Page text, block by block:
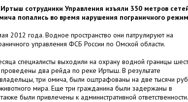
сотрудники Управления изъяли 350 метров
попались во время нарушения пограничного
2012 года. Водное пространство они патрулируют на
управления ФСБ России по Омской области.
специалисты выходили на охрану водной границы
два рейда по реке Иртыш. В результате
три омича, были оштрафованы на две тысячи
мира. Еще три гражданина были задержаны в
были привлечены к административной ответственности.